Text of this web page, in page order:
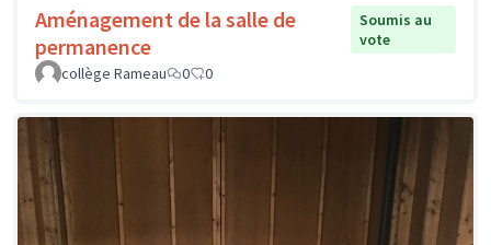
Aménagement de la salle de
permanence
Soumis au
vote
collège Rameau
0 0